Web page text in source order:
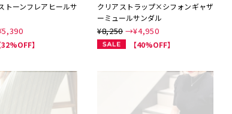
トーンフレアヒールサ
5,390
32%OFF】
クリアストラップ×シフォンギャザ
ーミュールサンダル
¥8,250 →¥4,950
【40%OFF】